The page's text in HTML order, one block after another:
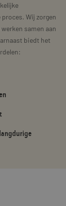
Wij zorgen
samen aan
biedt het